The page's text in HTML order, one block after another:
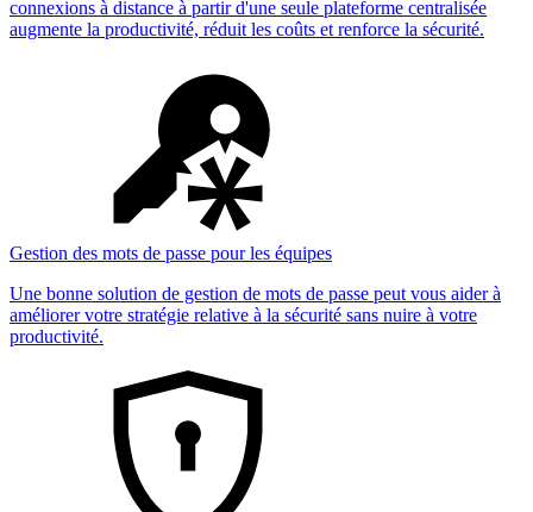
connexions à distance à partir d'une seule plateforme centralisée
augmente la productivité, réduit les coûts et renforce la sécurité.
Gestion des mots de passe pour les équipes
Une bonne solution de gestion de mots de passe peut vous aider à
améliorer votre stratégie relative à la sécurité sans nuire à votre
productivité.